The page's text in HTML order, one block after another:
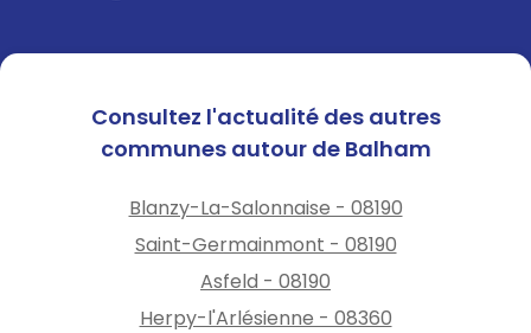
Consultez l'actualité des autres
communes autour de Balham
Blanzy-La-Salonnaise - 08190
Saint-Germainmont - 08190
Asfeld - 08190
Herpy-l'Arlésienne - 08360